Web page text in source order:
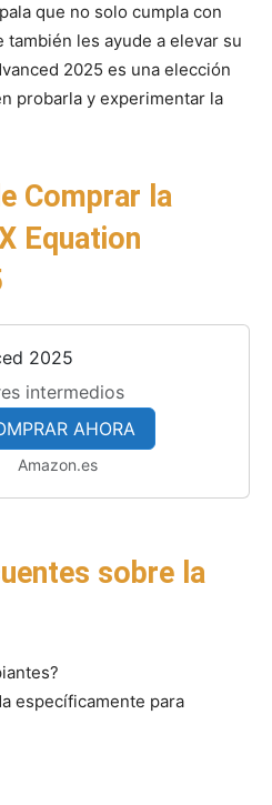
que no solo cumpla con
les ayude a elevar su
2025 es una elección
probarla y experimentar la
Comprar la
Equation
2025
intermedios
AHORA
Amazon.es
sobre la
específicamente para